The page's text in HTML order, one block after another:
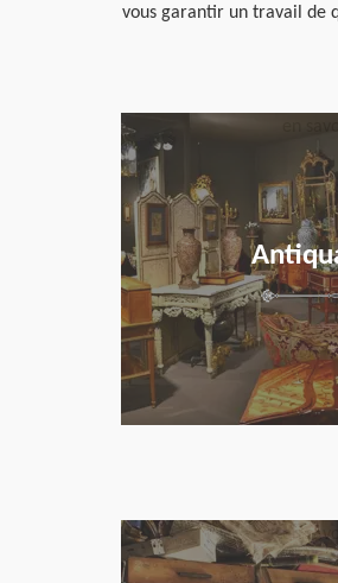
vous garantir un travail de
en